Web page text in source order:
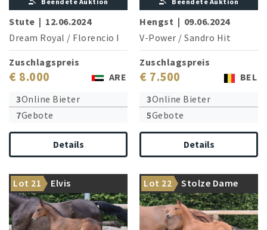
Stute | 12.06.2024
Dream Royal / Florencio I
Zuschlagspreis
€ 8.000
ARE
3Online Bieter
7Gebote
Details
Hengst | 09.06.2024
V-Power / Sandro Hit
Zuschlagspreis
€ 7.500
BEL
3Online Bieter
5Gebote
Details
Lot 21 Elvis
Mutter ist 1.45 m-erfolgreich! Lot 22 Stolze Dame
Aus Lord Pezis
Schatzkammer